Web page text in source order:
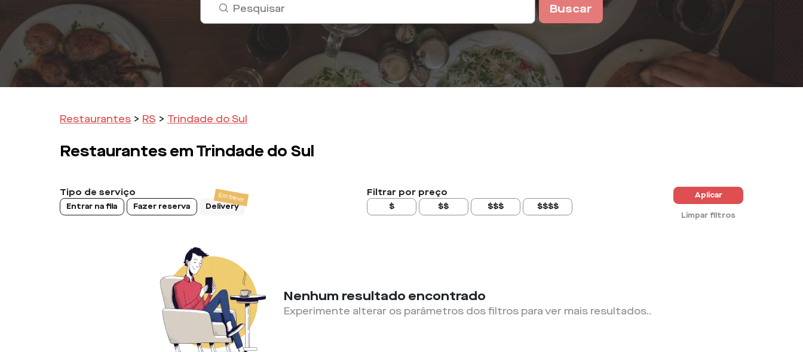
Buscar
Restaurantes > RS > Trindade do Sul
Restaurantes emTrindade do Sul
Tipo de serviço
Entrar na fila Fazer reserva Delivery
Filtrar por preço
$ $$ $$$ $$$$
Aplicar
Limpar filtros
Nenhum resultado encontrado
Experimente alterar os parâmetros dos filtros para ver mais resultados..